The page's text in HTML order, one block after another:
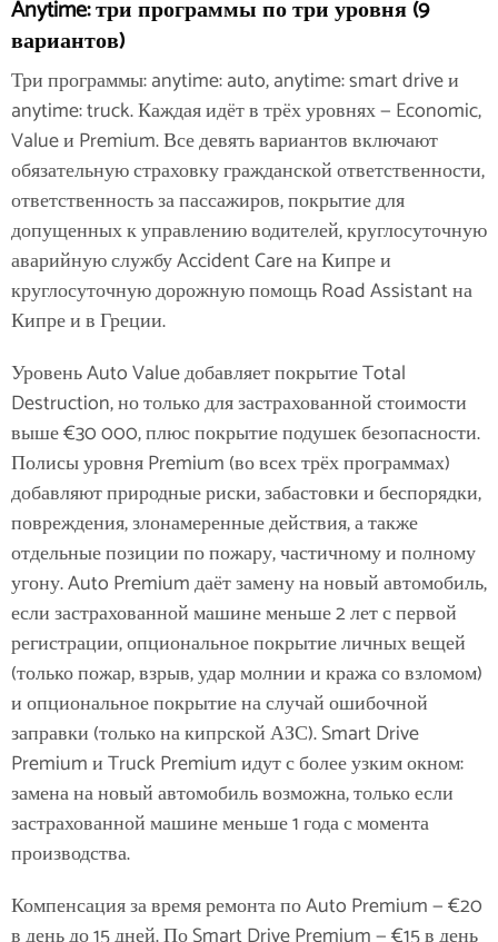
Anytime: три программы по три уровня (9
вариантов)
Три программы: anytime: auto, anytime: smart drive и
anytime: truck. Каждая идёт в трёх уровнях — Economic,
Value и Premium. Все девять вариантов включают
обязательную страховку гражданской ответственности,
ответственность за пассажиров, покрытие для
допущенных к управлению водителей, круглосуточную
аварийную службу Accident Care на Кипре и
круглосуточную дорожную помощь Road Assistant на
Кипре и в Греции.
Уровень Auto Value добавляет покрытие Total
Destruction, но только для застрахованной стоимости
выше €30 000, плюс покрытие подушек безопасности.
Полисы уровня Premium (во всех трёх программах)
добавляют природные риски, забастовки и беспорядки,
повреждения, злонамеренные действия, а также
отдельные позиции по пожару, частичному и полному
угону. Auto Premium даёт замену на новый автомобиль,
если застрахованной машине меньше 2 лет с первой
регистрации, опциональное покрытие личных вещей
(только пожар, взрыв, удар молнии и кража со взломом)
и опциональное покрытие на случай ошибочной
заправки (только на кипрской АЗС). Smart Drive
Premium и Truck Premium идут с более узким окном:
замена на новый автомобиль возможна, только если
застрахованной машине меньше 1 года с момента
производства.
Компенсация за время ремонта по Auto Premium — €20